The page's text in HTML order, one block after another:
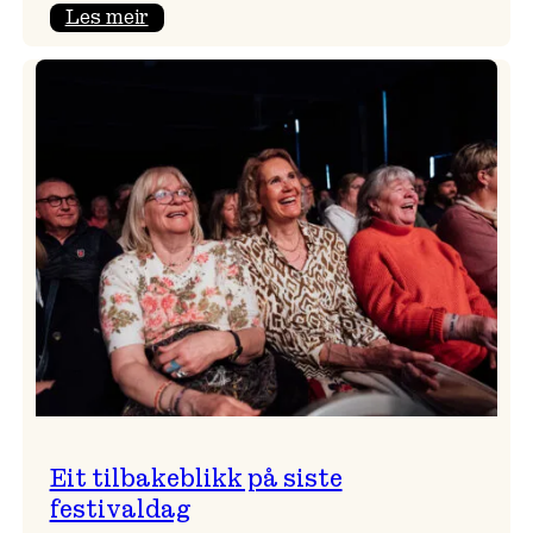
Les meir:
Eit tilbakeblikk på siste
festivaldag